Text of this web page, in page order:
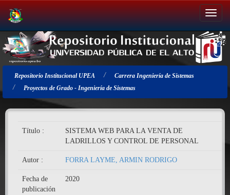
Salir
de
la
navegación
Repositorio Institucional UPEA
Carrera Ingeniería de Sistemas
Proyectos de Grado - Ingeniería de Sistemas
Título :
SISTEMA WEB PARA LA VENTA DE
LADRILLOS Y CONTROL DE PERSONAL
Autor : FORRA LAYME, ARMIN RODRIGO
Fecha de
publicación
2020